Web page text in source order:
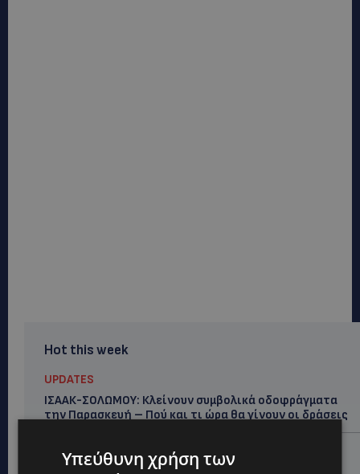
Hot this week
UPDATES
ΙΣΑΑΚ-ΣΟΛΩΜΟΥ: Κλείνουν συμβολικά οδοφράγματα
την Παρασκευή – Πού και τι ώρα θα γίνουν οι δράσεις
UPDATES
Υπεύθυνη χρήση των